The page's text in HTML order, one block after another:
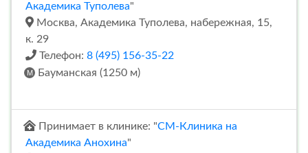
Академика Туполева"
Москва, Академика Туполева, набережная, 15,
к. 29
Телефон: 8 (495) 156-35-22
Бауманская (1250 м)
Принимает в клинике: "СМ-Клиника на
Академика Анохина"